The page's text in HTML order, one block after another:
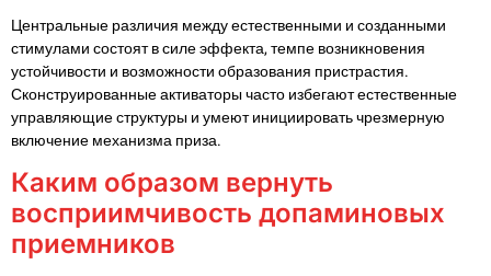
Центральные различия между естественными и созданными
стимулами состоят в силе эффекта, темпе возникновения
устойчивости и возможности образования пристрастия.
Сконструированные активаторы часто избегают естественные
управляющие структуры и умеют инициировать чрезмерную
включение механизма приза.
Каким образом вернуть
восприимчивость допаминовых
приемников